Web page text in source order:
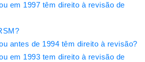
em 1997 têm direito à revisão de
antes de 1994 têm direito à revisão?
em 1993 tem direito à revisão de